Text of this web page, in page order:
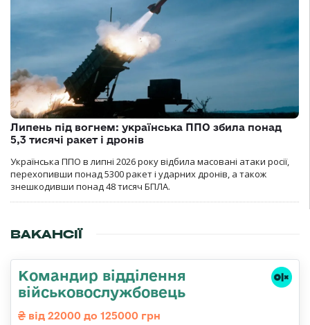
Липень під вогнем: українська ППО збила понад
5,3 тисячі ракет і дронів
Українська ППО в липні 2026 року відбила масовані атаки росії,
перехопивши понад 5300 ракет і ударних дронів, а також
знешкодивши понад 48 тисяч БПЛА.
ВАКАНСІЇ
Командир відділення
військовослужбовець
від 22000 до 125000 грн